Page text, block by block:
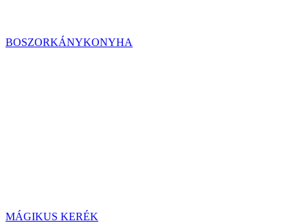
BOSZORKÁNYKONYHA
MÁGIKUS KERÉK